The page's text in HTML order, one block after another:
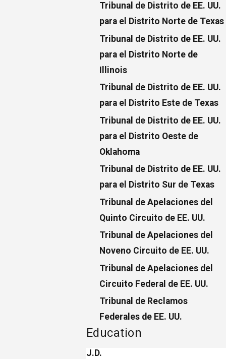
Tribunal de Distrito de EE. UU.
para el Distrito Norte de Texas
Tribunal de Distrito de EE. UU.
para el Distrito Norte de
Illinois
Tribunal de Distrito de EE. UU.
para el Distrito Este de Texas
Tribunal de Distrito de EE. UU.
para el Distrito Oeste de
Oklahoma
Tribunal de Distrito de EE. UU.
para el Distrito Sur de Texas
Tribunal de Apelaciones del
Quinto Circuito de EE. UU.
Tribunal de Apelaciones del
Noveno Circuito de EE. UU.
Tribunal de Apelaciones del
Circuito Federal de EE. UU.
Tribunal de Reclamos
Federales de EE. UU.
Education
J.D.